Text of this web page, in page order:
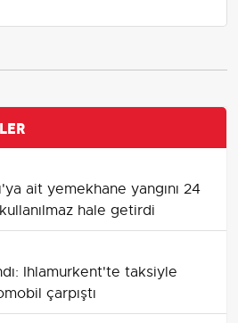
ait yemekhane yangını 24
hale getirdi
Ihlamurkent'te taksiyle
çarpıştı